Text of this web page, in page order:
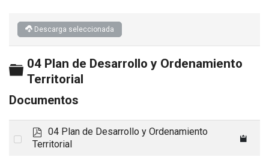
Descarga seleccionada
Carpeta
04 Plan de Desarrollo y Ordenamiento
Territorial
Documentos
Select
p
d
04 Plan de Desarrollo y Ordenamiento
Territorial